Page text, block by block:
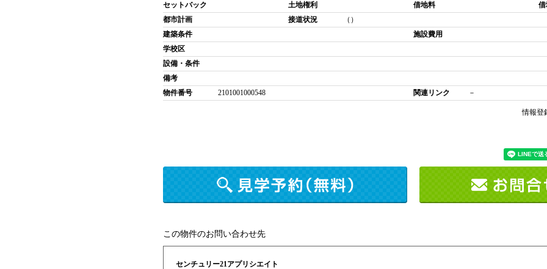
セットバック
土地権利 借地料
借
都市計画
接道状況
（）
建築条件
施設費用
学校区
設備・条件
備考
物件番号
2101001000548 関連リンク －
情報登
この物件のお問い合わせ先
センチュリー21アプリシエイト